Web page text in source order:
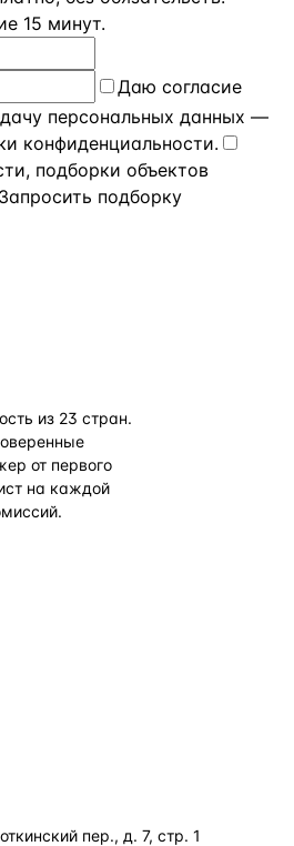
15 минут.
Даю согласие
персональных данных —
конфиденциальности.
подборки объектов
Запросить подборку
из 23 стран.
от первого
на каждой
пер., д. 7, стр. 1